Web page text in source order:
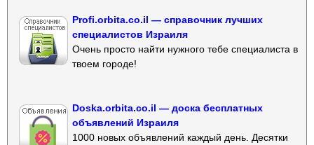
Profi.orbita.co.il — справочник лучших
специалистов Израиля
Очень просто найти нужного тебе специалиста в
твоем городе!
Doska.orbita.co.il — доска бесплатных
объявлений Израиля
1000 новых объявлений каждый день. Десятки